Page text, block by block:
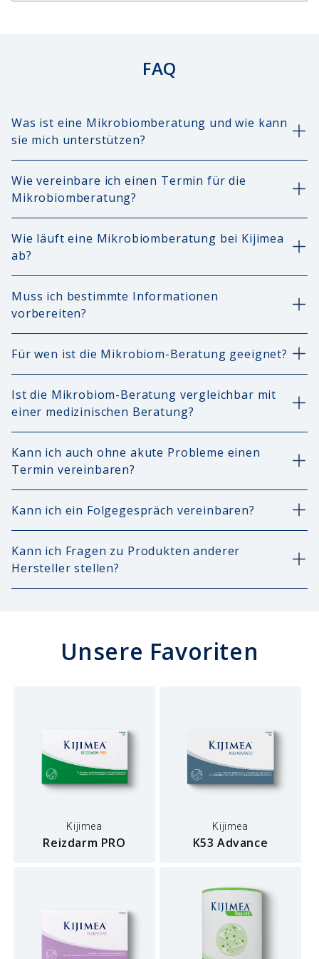
FAQ
Was ist eine Mikrobiomberatung und wie kann
sie mich unterstützen?
Wie vereinbare ich einen Termin für die
Mikrobiomberatung?
Wie läuft eine Mikrobiomberatung bei Kijimea
ab?
Muss ich bestimmte Informationen
vorbereiten?
Für wen ist die Mikrobiom-Beratung geeignet?
Ist die Mikrobiom-Beratung vergleichbar mit
einer medizinischen Beratung?
Kann ich auch ohne akute Probleme einen
Termin vereinbaren?
Kann ich ein Folgegespräch vereinbaren?
Kann ich Fragen zu Produkten anderer
Hersteller stellen?
Unsere Favoriten
Kijimea
Reizdarm PRO
Kijimea
K53 Advance